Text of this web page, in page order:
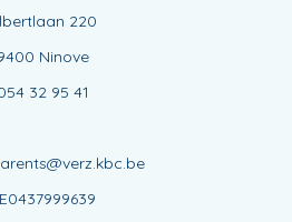
220
Ninove
32 95 41